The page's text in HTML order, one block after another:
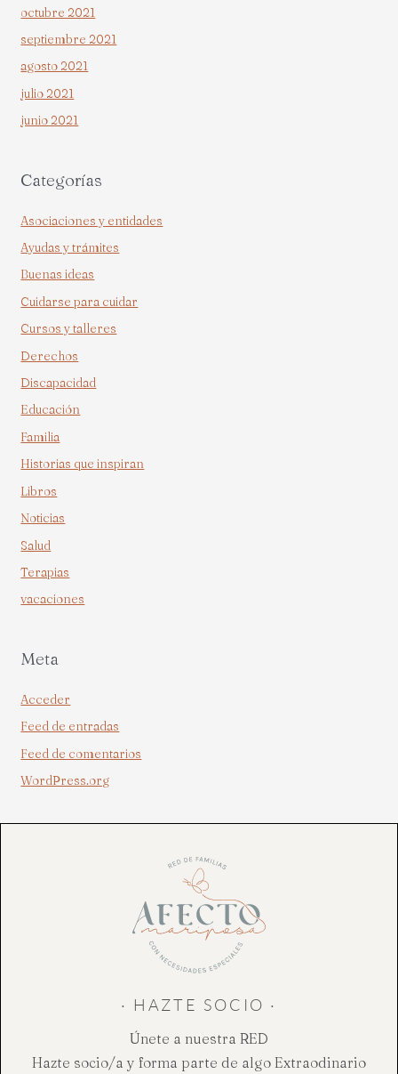
octubre 2021
septiembre 2021
agosto 2021
julio 2021
junio 2021
Categorías
Asociaciones y entidades
Ayudas y trámites
Buenas ideas
Cuidarse para cuidar
Cursos y talleres
Derechos
Discapacidad
Educación
Familia
Historias que inspiran
Libros
Noticias
Salud
Terapias
vacaciones
Meta
Acceder
Feed de entradas
Feed de comentarios
WordPress.org
· HAZTE SOCIO ·
Únete a nuestra RED
Hazte socio/a y forma parte de algo Extraodinario